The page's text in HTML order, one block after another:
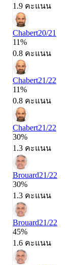
1.9 คะแนน
Chabert20/21
11%
0.8 คะแนน
Chabert21/22
11%
0.8 คะแนน
Chabert21/22
30%
1.3 คะแนน
Brouard21/22
30%
1.3 คะแนน
Brouard21/22
45%
1.6 คะแนน